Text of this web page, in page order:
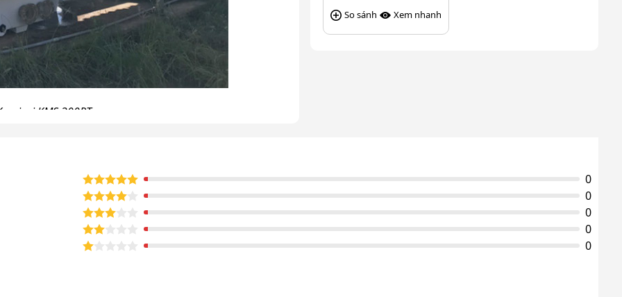
KMS 300RT
Các vật liệu được tuyển chọn kỹ lưỡng, có chất
dòng nước quá nhiệt, không bị ăn mòn.
vỏ bồn tháp giải nhiệt, chịu han gỉ, chống ăn mòn
So sánh Xem nhanh
0
0
0
0
0